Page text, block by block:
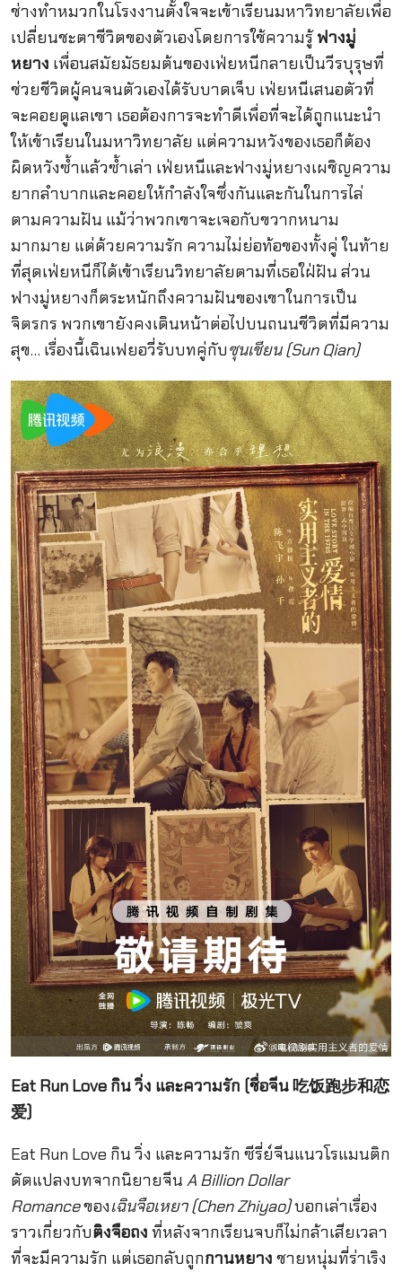
ช่างทำหมวกในโรงงานตั้งใจจะเข้าเรียนมหาวิทยาลัยเพื่อ
เปลี่ยนชะตาชีวิตของตัวเองโดยการใช้ความรู้ฟางมู่
หยาง เพื่อนสมัยมัธยมต้นของเฟ่ยหนีกลายเป็นวีรบุรุษที่
ช่วยชีวิตผู้คนจนตัวเองได้รับบาดเจ็บ เฟ่ยหนีเสนอตัวที่
จะคอยดูแลเขา เธอต้องการจะทำดีเพื่อที่จะได้ถูกแนะนำ
ให้เข้าเรียนในมหาวิทยาลัย แต่ความหวังของเธอก็ต้อง
ผิดหวังซ้ำแล้วซ้ำเล่า เฟ่ยหนีและฟางมู่หยางเผชิญความ
ยากลำบากและคอยให้กำลังใจซึ่งกันและกันในการไล่
ตามความฝัน แม้ว่าพวกเขาจะเจอกับขวากหนาม
มากมาย แต่ด้วยความรัก ความไม่ย่อท้อของทั้งคู่ ในท้าย
ที่สุดเฟ่ยหนีก็ได้เข้าเรียนวิทยาลัยตามที่เธอใฝ่ฝัน ส่วน
ฟางมู่หยางก็ตระหนักถึงความฝันของเขาในการเป็น
จิตรกร พวกเขายังคงเดินหน้าต่อไปบนถนนชีวิตที่มีความ
สุข… เรื่องนี้เฉินเฟยอวี่รับบทคู่กับซุนเชียน (Sun Qian)
Eat Run Love กิน วิ่ง และความรัก (ชื่อจีน 吃饭跑步和恋
爱)
Eat Run Love กิน วิ่ง และความรัก ซีรี่ย์จีนแนวโรแมนติก
ดัดแปลงบทจากนิยายจีน A Billion Dollar
Romanceของเฉินจือเหยา (Chen Zhiyao)บอกเล่าเรื่อง
ราวเกี่ยวกับติงจือถง ที่หลังจากเรียนจบก็ไม่กล้าเสียเวลา
ที่จะมีความรัก แต่เธอกลับถูกกานหยาง ชายหนุ่มที่ร่าเริง